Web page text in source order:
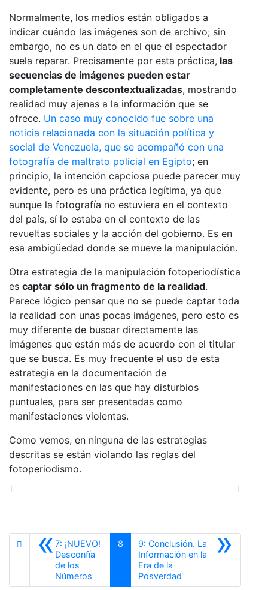
Normalmente, los medios están obligados a
indicar cuándo las imágenes son de archivo; sin
embargo, no es un dato en el que el espectador
suela reparar. Precisamente por esta práctica, las
secuencias de imágenes pueden estar
completamente descontextualizadas, mostrando
realidad muy ajenas a la información que se
ofrece. Un caso muy conocido fue sobre una
noticia relacionada con la situación política y
social de Venezuela, que se acompañó con una
fotografía de maltrato policial en Egipto; en
principio, la intención capciosa puede parecer muy
evidente, pero es una práctica legítima, ya que
aunque la fotografía no estuviera en el contexto
del país, sí lo estaba en el contexto de las
revueltas sociales y la acción del gobierno. Es en
esa ambigüedad donde se mueve la manipulación.
Otra estrategia de la manipulación fotoperiodística
es captar sólo un fragmento de la realidad.
Parece lógico pensar que no se puede captar toda
la realidad con unas pocas imágenes, pero esto es
muy diferente de buscar directamente las
imágenes que están más de acuerdo con el titular
que se busca. Es muy frecuente el uso de esta
estrategia en la documentación de
manifestaciones en las que hay disturbios
puntuales, para ser presentadas como
manifestaciones violentas.
Como vemos, en ninguna de las estrategias
descritas se están violando las reglas del
fotoperiodismo.
«7: ¡NUEVO!
Desconfía
de los
Números
8 »
9: Conclusión. La
Información en la
Era de la
PosverdadSiguiente